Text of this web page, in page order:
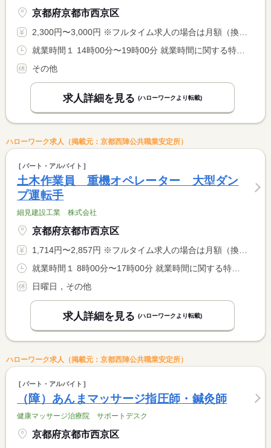
京都府京都市西京区
2,300円〜3,000円 ※フルタイム求人の場合は月額（換算額）、パート求人の場合は時間額を表示しています。
その他
求人詳細を見る (ハローワークより転載)
ハローワーク求人（掲載元：京都西陣公共職業安定所）
パート・アルバイト
土木作業員 重機オペレーター 大型ダン
プ運転手
細見建設工業 株式会社
京都府京都市西京区
1,714円〜2,857円 ※フルタイム求人の場合は月額（換算額）、パート求人の場合は時間額を表示しています。
日曜日，その他
求人詳細を見る (ハローワークより転載)
ハローワーク求人（掲載元：京都西陣公共職業安定所）
パート・アルバイト
（障）あんまマッサージ指圧師・鍼灸師
健康マッサージ治療院 サポートデスク
京都府京都市西京区